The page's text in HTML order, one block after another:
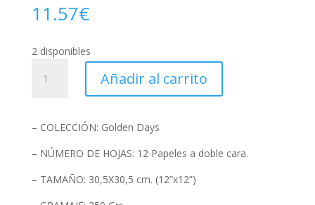
11.57€
2 disponibles
de
12x12"
days"
Añadir al carrito
– COLECCIÓN: Golden Days
– NÚMERO DE HOJAS: 12 Papeles a doble cara.
– TAMAÑO: 30,5X30,5 cm. (12”x12”)